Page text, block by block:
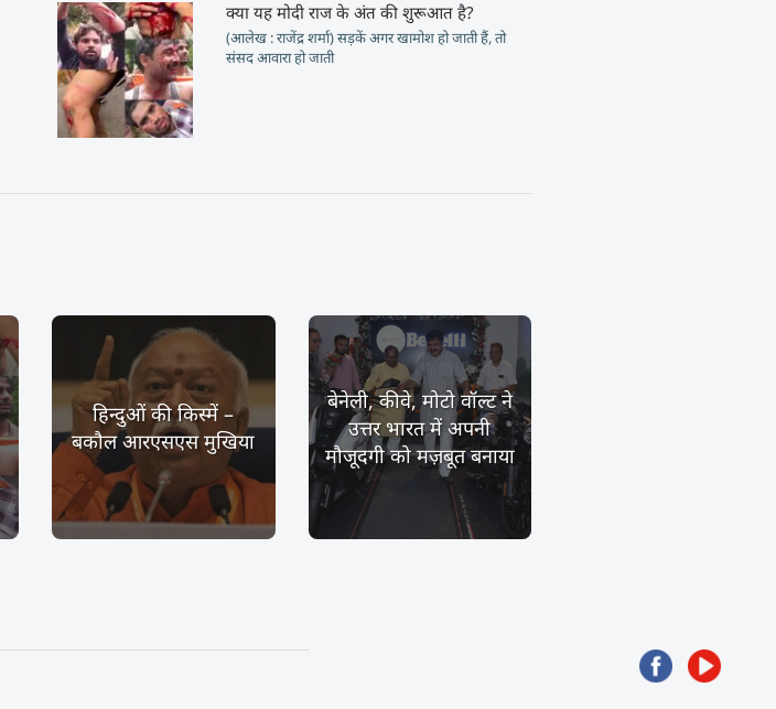
क्या यह मोदी राज के अंत की शुरूआत है?
(आलेख : राजेंद्र शर्मा) सड़कें अगर खामोश हो जाती हैं, तो
संसद आवारा हो जाती
हिन्दुओं की किस्में –
बकौल आरएसएस मुखिया
बेनेली, कीवे, मोटो वॉल्ट ने
उत्तर भारत में अपनी
मौजूदगी को मज़बूत बनाया